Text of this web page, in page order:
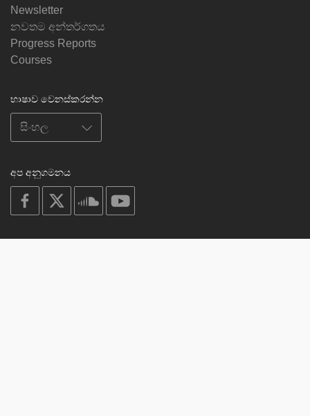
Newsletter
නවතම අන්තර්ගතය
Progress Reports
Courses
භාෂාව වෙනස්කරන්න
අප අනුගමනය
on
facebook
on
on
soundcloud